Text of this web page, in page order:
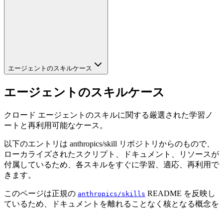
エージェントのスキルケース
エージェントのスキルケース
クロード エージェントのスキルに関する厳選された学習ノ
ートと再利用可能なケース。
以下のエントリは anthropics/skill リポジトリからのもので、
ローカライズされたスクリプト、ドキュメント、リソースが
付属しているため、各スキルをすぐに学習、適応、再利用で
きます。
このページは正規の anthropics/skills README を反映し
ているため、ドキュメントを離れることなく核となる概念を